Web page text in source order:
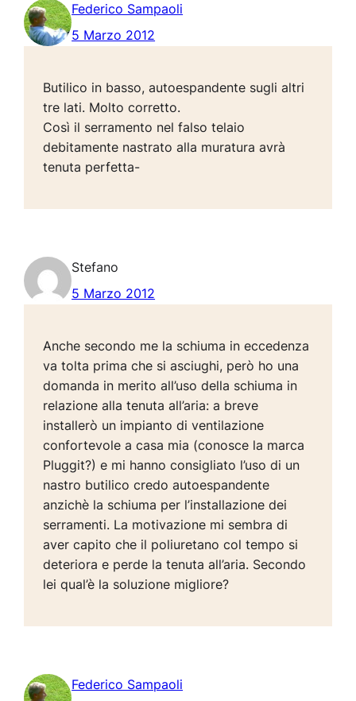
Federico Sampaoli
5 Marzo 2012
Butilico in basso, autoespandente sugli altri
tre lati. Molto corretto.
Così il serramento nel falso telaio
debitamente nastrato alla muratura avrà
tenuta perfetta-
Stefano
5 Marzo 2012
Anche secondo me la schiuma in eccedenza
va tolta prima che si asciughi, però ho una
domanda in merito all’uso della schiuma in
relazione alla tenuta all’aria: a breve
installerò un impianto di ventilazione
confortevole a casa mia (conosce la marca
Pluggit?) e mi hanno consigliato l’uso di un
nastro butilico credo autoespandente
anzichè la schiuma per l’installazione dei
serramenti. La motivazione mi sembra di
aver capito che il poliuretano col tempo si
deteriora e perde la tenuta all’aria. Secondo
lei qual’è la soluzione migliore?
Federico Sampaoli